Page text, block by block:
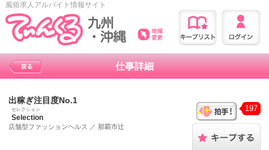
風俗求人アルバイト情報サイト
仕事詳細
出稼ぎ注目度No.1
セレクション
Selection
店舗型ファッションヘルス ／那覇市辻
197